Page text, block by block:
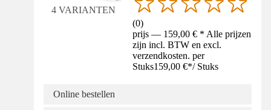
4 VARIANTEN
(0)
prijs — 159,00 € * Alle prijzen
zijn incl. BTW en excl.
verzendkosten. per
Stuks159,00 €*/ Stuks
Online bestellen